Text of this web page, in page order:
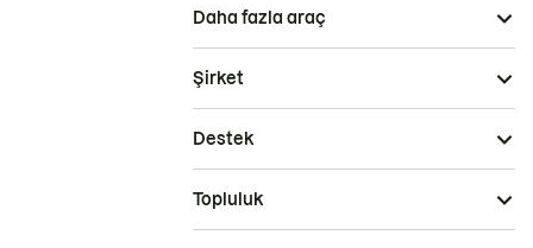
Daha fazla araç
Şirket
Destek
Topluluk